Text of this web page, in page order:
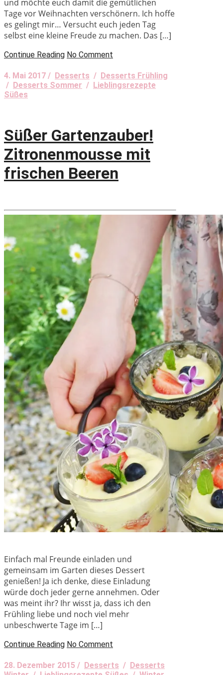
und möchte euch damit die gemütlichen
Tage vor Weihnachten verschönern. Ich hoffe
es gelingt mir… Versucht euch jeden Tag
selbst eine kleine Freude zu machen. Das […]
Continue Reading No Comment
4. Mai 2017 / Desserts / Desserts Frühling
/ Desserts Sommer / Lieblingsrezepte
Süßes
Süßer Gartenzauber!
Zitronenmousse mit
frischen Beeren
Einfach mal Freunde einladen und
gemeinsam im Garten dieses Dessert
genießen! Ja ich denke, diese Einladung
würde doch jeder gerne annehmen. Oder
was meint ihr? Ihr wisst ja, dass ich den
Frühling liebe und noch viel mehr
unbeschwerte Tage im […]
Continue Reading No Comment
28. Dezember 2015 / Desserts / Desserts